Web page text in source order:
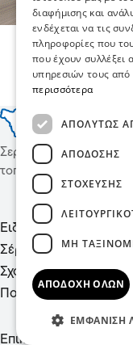
Σερραικά Νέα και όχι
τοπικές συνταγές,
Ειδήσεις
Σέρρες
Σχόλια
Πολιτική
Επικοινωνία
διαφήμισης και
ενδέχεται να τις
πληροφορίες που
που έχουν συλλέξει
υπηρεσιών τους από
περισσότερα
ΑΠΟΛΎΤΩΣ
ΑΠΌΔΟΣΗΣ
ΣΤΌΧΕΥΣΗΣ
ΜΗ
ΑΠΟΔΟΧΉ ΌΛΩΝ
ΕΜΦΆΝΙΣΗ